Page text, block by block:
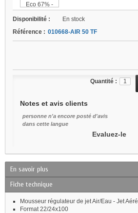
Disponibilité :
En stock
Référence : 010668-AIR 50 TF
Quantité :
Notes et avis clients
personne n'a encore posté d'avis
dans cette langue
Evaluez-le
En savoir plus
Fiche technique
Mousseur régulateur de jet Air/Eau - Jet Aéré
Format 22/24x100